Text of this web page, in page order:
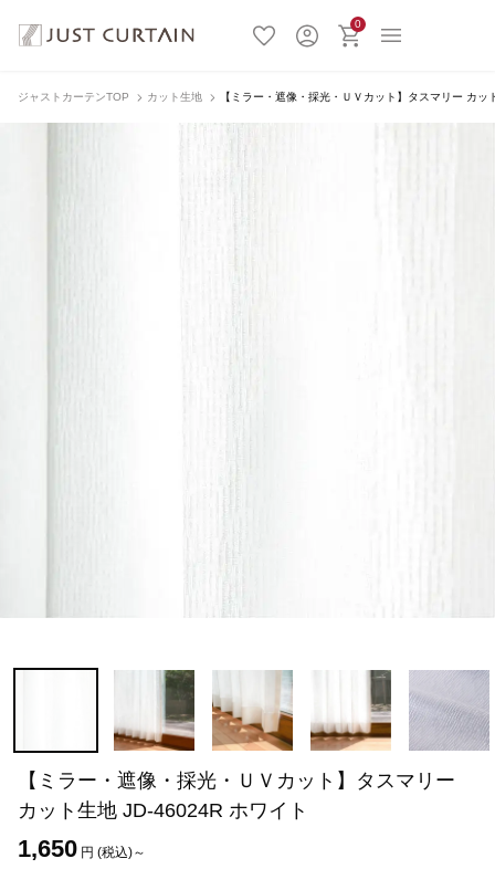
0
ジャストカーテンTOP カット生地 【ミラー・遮像・採光・ＵＶカット】タスマリー カ
【ミラー・遮像・採光・ＵＶカット】タスマリー
カット生地 JD-46024R ホワイト
1,650 円 (税込)～